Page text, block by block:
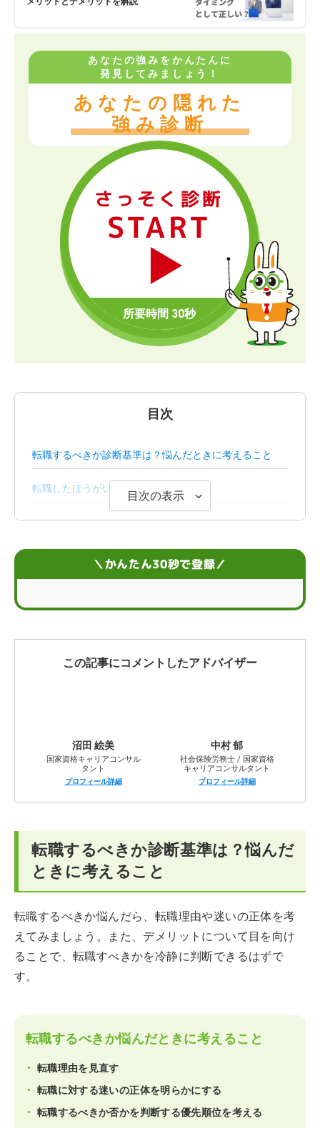
あなたの強みをかんたんに
発見してみましょう！
あなたの隠れた
強み診断
さっそく診断
START
目次
転職するべきか診断基準は？悩んだときに考えること
転職したほうがいいケース
転職を考え直してもいいケース
転職するべきかどうかのお悩みに関するQ&A
目次の表示
＼かんたん30秒で登録／
この記事にコメントしたアドバイザー
沼田 絵美
国家資格キャリアコンサル
タント
プロフィール詳細
中村 郁
社会保険労務士 / 国家資格
キャリアコンサルタント
プロフィール詳細
転職するべきか診断基準は？悩んだ
ときに考えること
転職するべきか悩んだら、転職理由や迷いの正体を考
えてみましょう。また、デメリットについて目を向け
ることで、転職すべきかを冷静に判断できるはずで
す。
転職するべきか悩んだときに考えること
転職理由を見直す
転職に対する迷いの正体を明らかにする
転職するべきか否かを判断する優先順位を考える